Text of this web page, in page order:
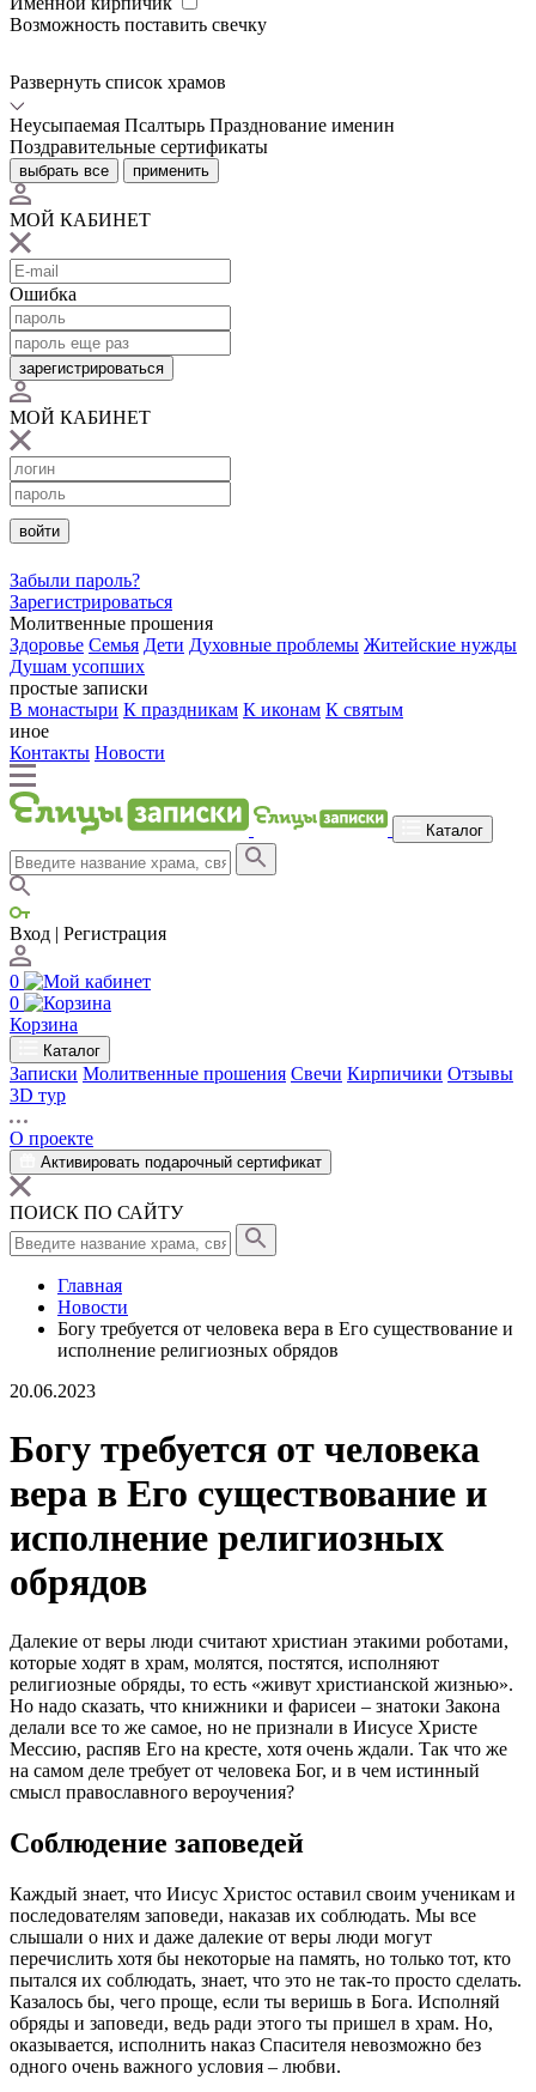
Возможность поставить свечку
Развернуть список храмов
Неусыпаемая Псалтырь Празднование именин
Поздравительные сертификаты
выбрать все применить
МОЙ КАБИНЕТ
Ошибка
зарегистрироваться
МОЙ КАБИНЕТ
войти
Забыли пароль?
Зарегистрироваться
Молитвенные прошения
Здоровье Семья Дети Духовные проблемы Житейские нужды
Душам усопших
простые записки
В монастыри К праздникам К иконам К святым
иное
Контакты Новости
Каталог
Вход | Регистрация
0
0
Корзина
Каталог
Записки Молитвенные прошения Свечи Кирпичики Отзывы
3D тур
О проекте
Активировать подарочный сертификат
ПОИСК ПО САЙТУ
Главная
Новости
Богу требуется от человека вера в Его существование и
исполнение религиозных обрядов
20.06.2023
Богу требуется от человека
вера в Его существование и
исполнение религиозных
обрядов
Далекие от веры люди считают христиан этакими роботами,
которые ходят в храм, молятся, постятся, исполняют
религиозные обряды, то есть «живут христианской жизнью».
Но надо сказать, что книжники и фарисеи – знатоки Закона
делали все то же самое, но не признали в Иисусе Христе
Мессию, распяв Его на кресте, хотя очень ждали. Так что же
на самом деле требует от человека Бог, и в чем истинный
смысл православного вероучения?
Соблюдение заповедей
Каждый знает, что Иисус Христос оставил своим ученикам и
последователям заповеди, наказав их соблюдать. Мы все
слышали о них и даже далекие от веры люди могут
перечислить хотя бы некоторые на память, но только тот, кто
пытался их соблюдать, знает, что это не так-то просто сделать.
Казалось бы, чего проще, если ты веришь в Бога. Исполняй
обряды и заповеди, ведь ради этого ты пришел в храм. Но,
оказывается, исполнить наказ Спасителя невозможно без
одного очень важного условия – любви.